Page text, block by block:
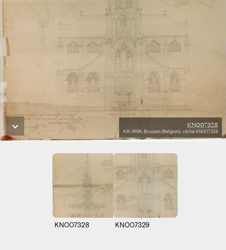
KN007328
KIK-IRPA, Brussels (Belgium), cliché KN007328
KN007328 KN007329